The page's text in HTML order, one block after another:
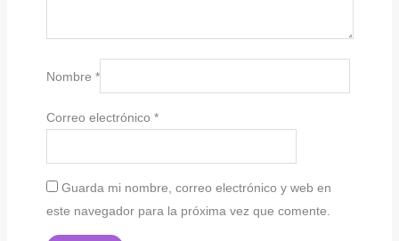
Nombre *
Correo electrónico *
Guarda mi nombre, correo electrónico y web en
este navegador para la próxima vez que comente.